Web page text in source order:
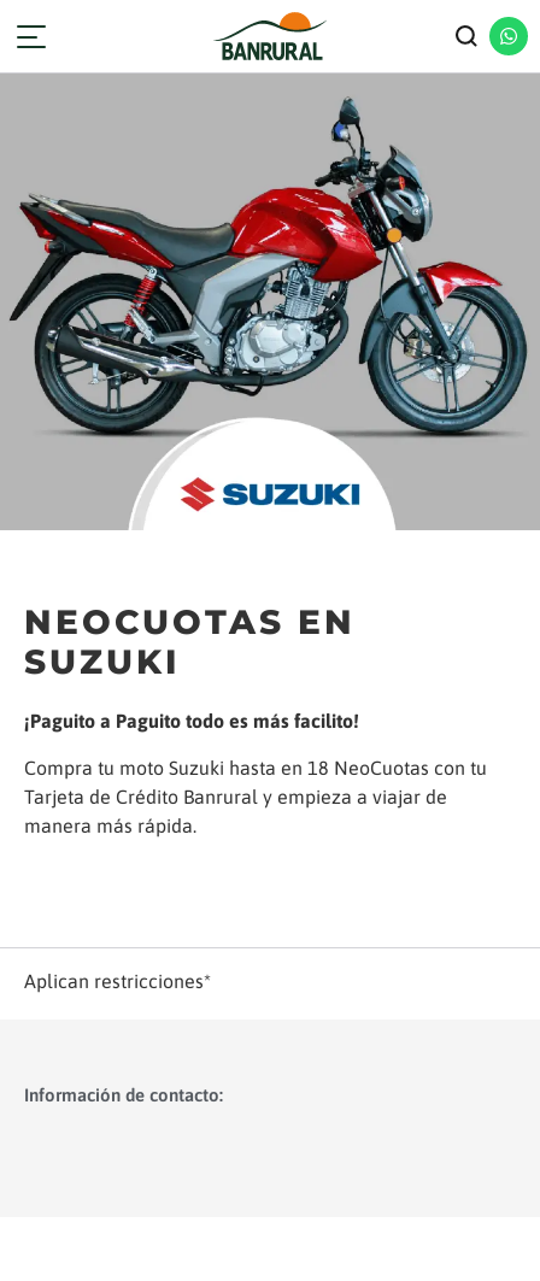
NEOCUOTAS EN
SUZUKI
¡Paguito a Paguito todo es más facilito!
Compra tu moto Suzuki hasta en 18 NeoCuotas con tu
Tarjeta de Crédito Banrural y empieza a viajar de
manera más rápida.
Aplican restricciones*
Información de contacto: